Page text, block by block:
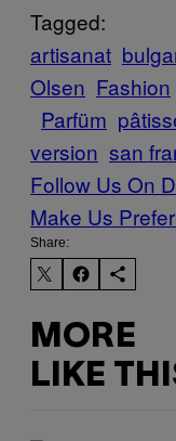
Tagged:
artisanat
Olsen Fashion
Parfüm
version san
Follow Us On
Make Us
Share:
MORE
LIKE